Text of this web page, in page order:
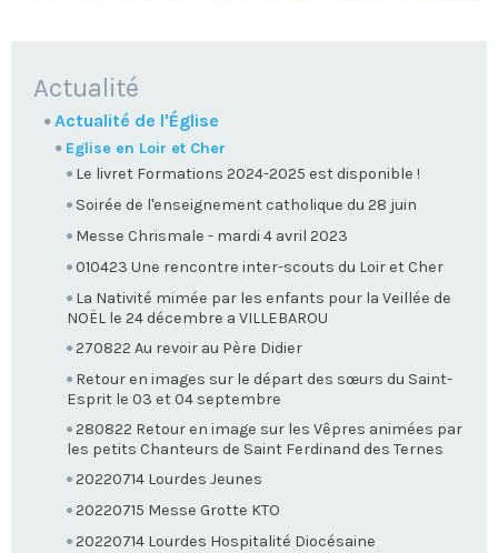
NAVIGATION
Actualité
Actualité de l'Église
Eglise en Loir et Cher
Le livret Formations 2024-2025 est disponible !
Soirée de l'enseignement catholique du 28 juin
Messe Chrismale - mardi 4 avril 2023
010423 Une rencontre inter-scouts du Loir et Cher
La Nativité mimée par les enfants pour la Veillée de
NOËL le 24 décembre a VILLEBAROU
270822 Au revoir au Père Didier
Retour en images sur le départ des sœurs du Saint-
Esprit le 03 et 04 septembre
280822 Retour en image sur les Vêpres animées par
les petits Chanteurs de Saint Ferdinand des Ternes
20220714 Lourdes Jeunes
20220715 Messe Grotte KTO
20220714 Lourdes Hospitalité Diocésaine